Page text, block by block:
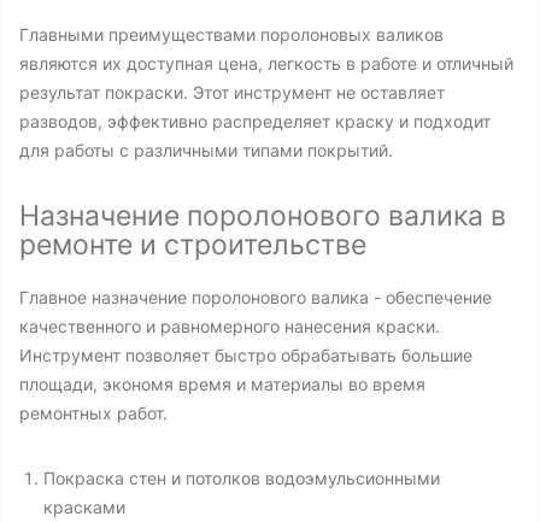
Главными преимуществами поролоновых валиков
являются их доступная цена, легкость в работе и отличный
результат покраски. Этот инструмент не оставляет
разводов, эффективно распределяет краску и подходит
для работы с различными типами покрытий.
Назначение поролонового валика в
ремонте и строительстве
Главное назначение поролонового валика - обеспечение
качественного и равномерного нанесения краски.
Инструмент позволяет быстро обрабатывать большие
площади, экономя время и материалы во время
ремонтных работ.
Покраска стен и потолков водоэмульсионными
красками